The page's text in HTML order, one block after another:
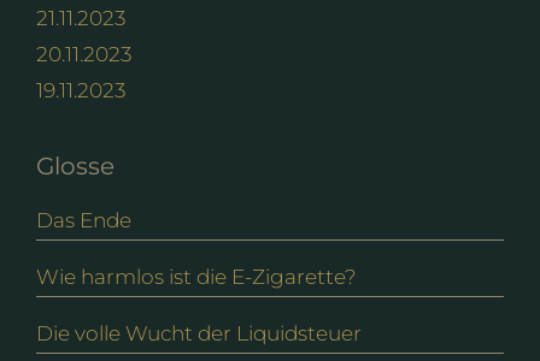
21.11.2023
20.11.2023
19.11.2023
Glosse
Das Ende
Wie harmlos ist die E-Zigarette?
Die volle Wucht der Liquidsteuer